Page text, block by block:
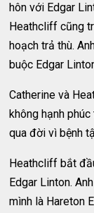
hôn với Edgar
Heathcliff cũng
hoạch trả thù.
buộc Edgar
Catherine và
không hạnh
qua đời vì bệnh
Heathcliff bắt
Edgar Linton.
mình là Hareton